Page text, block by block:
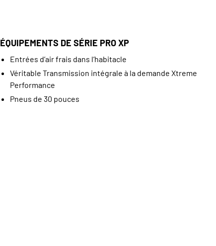
ÉQUIPEMENTS DE SÉRIE PRO XP
Entrées d’air frais dans l’habitacle
Véritable Transmission intégrale à la demande Xtreme
Performance
Pneus de 30 pouces